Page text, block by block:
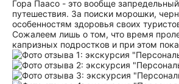
Гора Паасо - это вообще
путешествия. За поиски морошки,
особенностям здоровья своих
Сожалеем лишь о том, что время
капризных подростков и при этом